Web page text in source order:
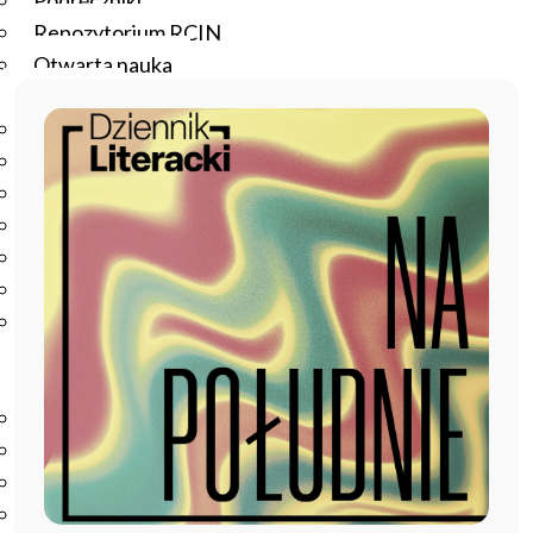
Repozytorium RCIN
Otwarta nauka
Studia podyplomowe
Szkolenia
Szkoła Doktorska Anthropos
Erasmus
Olimpiada Literatury i Języka Polskiego
Olimpiada Literatury i Języka Polskiego dla Szkół
Podstawowych
Biblioteka
O bibliotece
Godziny otwarcia
Katalog
Nowości